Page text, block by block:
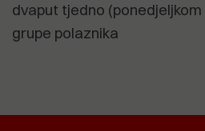
dvaput tjedno
grupe polaznika